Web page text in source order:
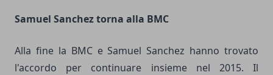
Samuel Sanchez torna alla BMC
Alla fine la BMC e Samuel Sanchez hanno trovato
l'accordo per continuare insieme nel 2015. Il